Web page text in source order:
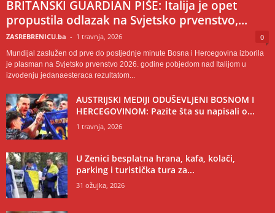
BRITANSKI GUARDIAN PIŠE: Italija je opet
propustila odlazak na Svjetsko prvenstvo,...
ZASREBRENICU.ba - 1 travnja, 2026 0
Mundijal zaslužen od prve do posljednje minute Bosna i Hercegovina izborila
je plasman na Svjetsko prvenstvo 2026. godine pobjedom nad Italijom u
izvođenju jedanaesteraca rezultatom...
AUSTRIJSKI MEDIJI ODUŠEVLJENI BOSNOM I
HERCEGOVINOM: Pazite šta su napisali o...
1 travnja, 2026
U Zenici besplatna hrana, kafa, kolači,
parking i turistička tura za...
31 ožujka, 2026